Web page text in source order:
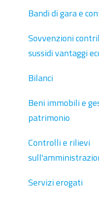
Bandi di gara e
Sovvenzioni
sussidi vantaggi
Bilanci
Beni immobili e
patrimonio
Controlli e rilievi
Servizi erogati